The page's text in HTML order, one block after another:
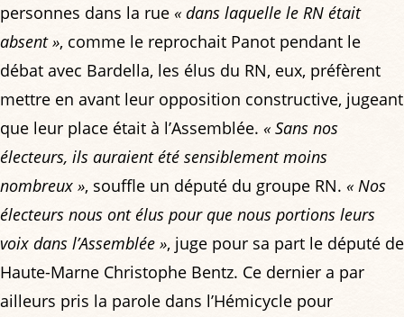
personnes dans la rue « dans laquelle le RN était
absent », comme le reprochait Panot pendant le
débat avec Bardella, les élus du RN, eux, préfèrent
mettre en avant leur opposition constructive, jugeant
que leur place était à l’Assemblée. « Sans nos
électeurs, ils auraient été sensiblement moins
nombreux », souffle un député du groupe RN. « Nos
électeurs nous ont élus pour que nous portions leurs
voix dans l’Assemblée », juge pour sa part le député de
Haute-Marne Christophe Bentz. Ce dernier a par
ailleurs pris la parole dans l’Hémicycle pour